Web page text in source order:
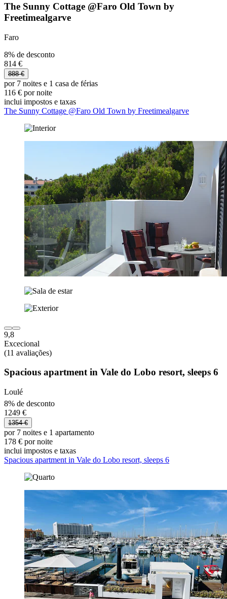
The Sunny Cottage @Faro Old Town by
Freetimealgarve
Faro
8% de desconto
814 €
888 €
por 7 noites e 1 casa de férias
116 € por noite
inclui impostos e taxas
The Sunny Cottage @Faro Old Town by Freetimealgarve
9,8
Excecional
(11 avaliações)
Spacious apartment in Vale do Lobo resort, sleeps 6
Loulé
8% de desconto
1249 €
1354 €
por 7 noites e 1 apartamento
178 € por noite
inclui impostos e taxas
Spacious apartment in Vale do Lobo resort, sleeps 6